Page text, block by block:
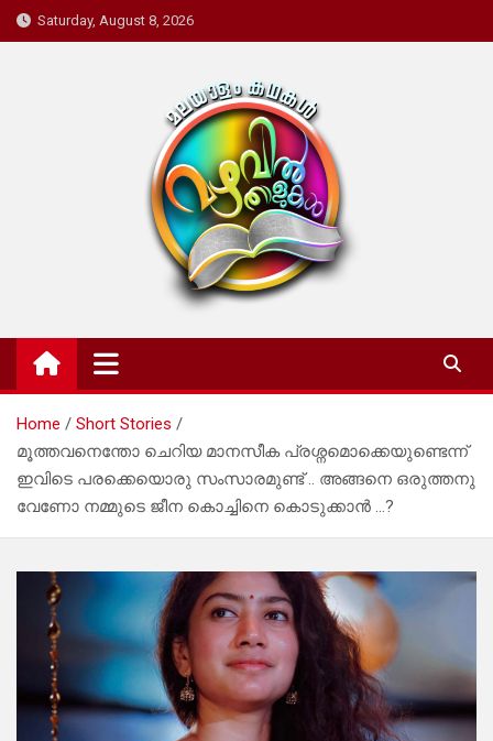
Skip
to
Saturday, August 8, 2026
Mazhavil Thalukal
Malayalam Kadhakal
Home
Short Stories
മൂത്തവനെന്തോ ചെറിയ മാനസീക പ്രശ്നമൊക്കെയുണ്ടെന്ന്
ഇവിടെ പരക്കെയൊരു സംസാരമുണ്ട് .. അങ്ങനെ ഒരുത്തനു
വേണോ നമ്മുടെ ജീന കൊച്ചിനെ കൊടുക്കാൻ …?